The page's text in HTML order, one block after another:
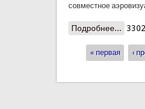
совместное
Подробнее... о
Страницы
« первая ‹